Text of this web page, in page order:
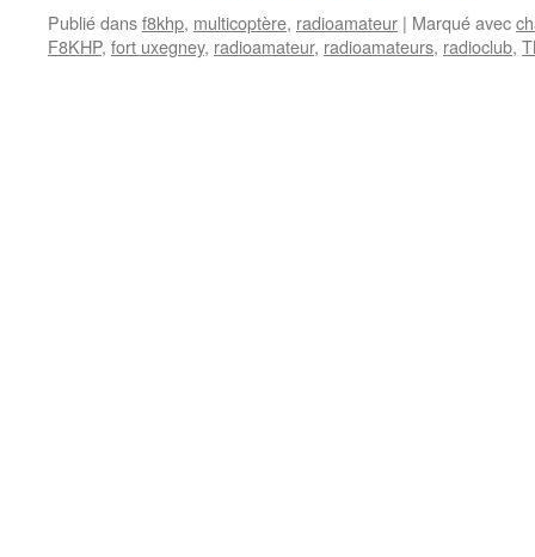
Publié dansf8khp, multicoptère, radioamateur | Marqué avec
F8KHP, fort uxegney, radioamateur, radioamateurs, radioclub,